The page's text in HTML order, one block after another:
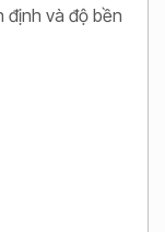
định và độ bền